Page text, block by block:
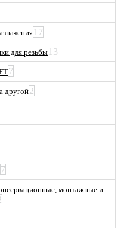
17
для резьбы 13
7
другой2
7
монтажные и